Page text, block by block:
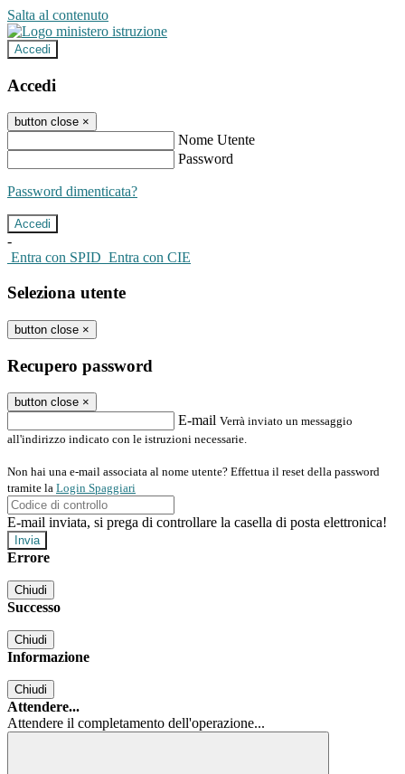
Salta al contenuto
Accedi
Accedi
button close ×
Nome Utente
Password
Password dimenticata?
-
Entra con SPID Entra con CIE
Seleziona utente
button close ×
Recupero password
button close ×
E-mail Verrà inviato un messaggio
all'indirizzo indicato con le istruzioni necessarie.
Non hai una e-mail associata al nome utente? Effettua il reset della password
tramite la Login Spaggiari
E-mail inviata, si prega di controllare la casella di posta elettronica!
Errore
Chiudi
Successo
Chiudi
Informazione
Chiudi
Attendere...
Attendere il completamento dell'operazione...